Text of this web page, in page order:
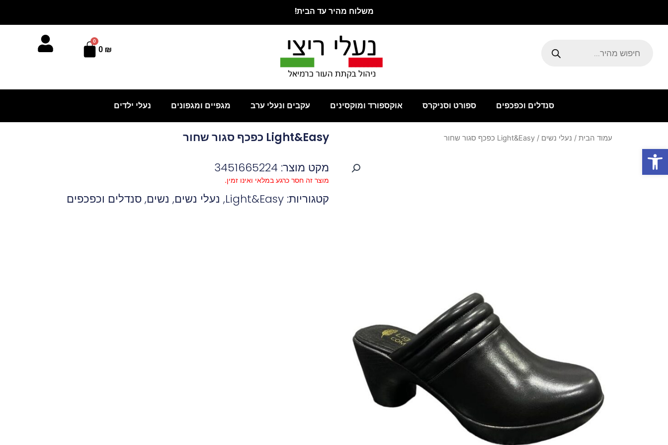
פתח סרגל נגישות
משלוח מהיר עד הבית!
0 ₪
0
עגלת
סנדלים וכפכפים ספורט וסניקרס אוקספורד ומוקסינים עקבים ונעלי ערב מגפיים ומגפונים נעלי ילדים
עמוד הבית / נעלי נשים / Light&Easy כפכף סגור שחור
Light&Easy כפכף סגור שחור
מקט מוצר: 3451665224
מוצר זה חסר כרגע במלאי ואינו זמין.
קטגוריות: Light&Easy
, נעלי נשים, נשים,סנדלים וכפכפים